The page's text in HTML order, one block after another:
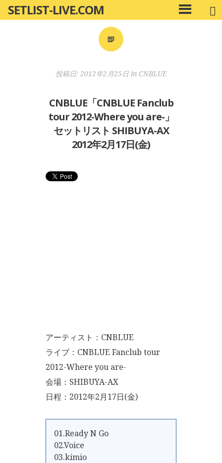
ン
SETLIST-LIVE.COM
メ
イ
投稿日: 2012年2月25日in CNBLUE
CNBLUE「CNBLUE Fanclub
tour 2012-Where you are-」
セットリスト SHIBUYA-AX
2012年2月17日(金)
アーティスト：CNBLUE
ライブ：CNBLUE Fanclub tour
2012-Where you are-
会場：SHIBUYA-AX
日程：2012年2月17日(金)
01.Ready N Go
02.Voice
03.kimio